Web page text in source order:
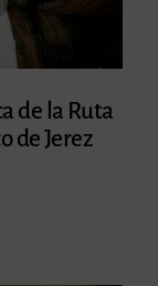
de la Ruta
de Jerez